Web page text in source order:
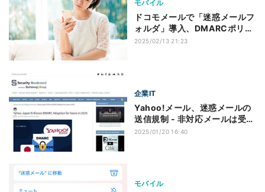
モバイル
ドコモメールで「迷惑メールフ
ォルダ」導入、DMARCポリシ
ーの「隔離」に対応開始
2025/02/13 21:23
企業IT
Yahoo!メール、迷惑メールの
送信規制 - 非対応メールは受信
拒否の可能性
2025/01/20 16:40
モバイル